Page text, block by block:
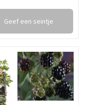
Geef een seintje